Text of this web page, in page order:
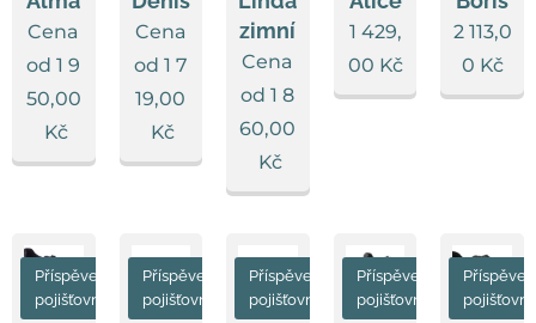
Cena
od1 9
50,00
Kč
Cena
od1 7
19,00
Kč
zimní
Cena
od1 8
60,00
Kč
1 429,
00 Kč
2 113,0
0 Kč
Příspěvek
pojišťovny
Příspěvek
pojišťovny
Příspěvek
pojišťovny
Příspěvek
pojišťovny
Příspěvek